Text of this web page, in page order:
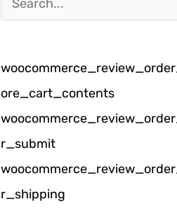
a
i
u
n
t
u
k
ore_cart_contents
r_submit
r_shipping